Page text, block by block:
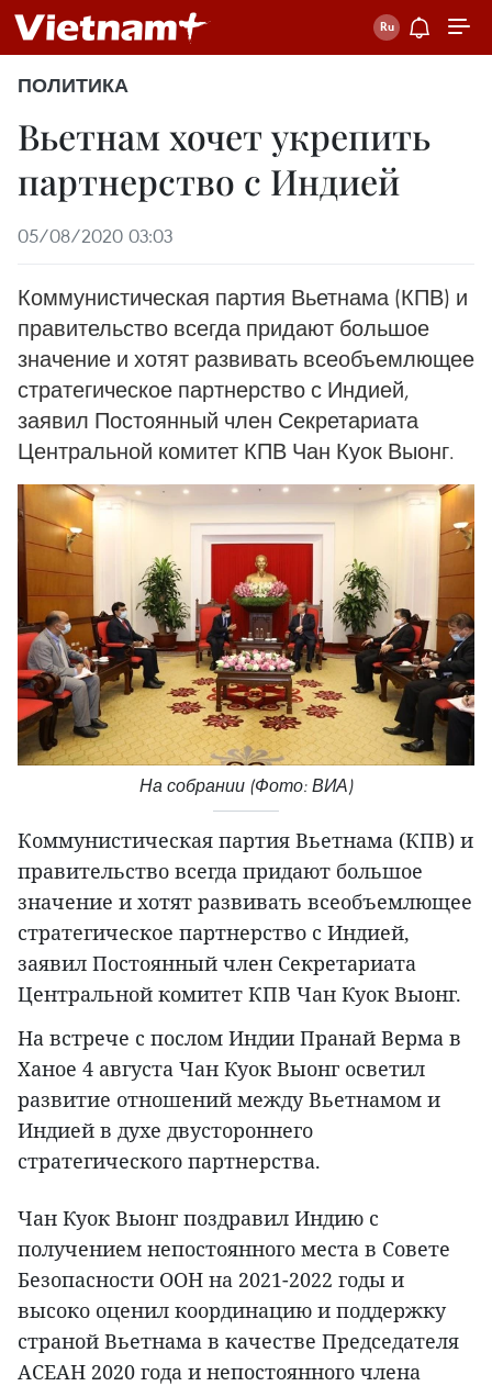
ПОЛИТИКА
Вьетнам хочет укрепить
партнерство с Индией
05/08/2020 03:03
Коммунистическая партия Вьетнама (КПВ) и
правительство всегда придают большое
значение и хотят развивать всеобъемлющее
стратегическое партнерство с Индией,
заявил Постоянный член Секретариата
Центральной комитет КПВ Чан Куок Выонг.
На собрании (Фото: ВИА)
Коммунистическая партия Вьетнама (КПВ) и
правительство всегда придают большое
значение и хотят развивать всеобъемлющее
стратегическое партнерство с Индией,
заявил Постоянный член Секретариата
Центральной комитет КПВ Чан Куок Выонг.
На встрече с послом Индии Пранай Верма в
Ханое 4 августа Чан Куок Выонг осветил
развитие отношений между Вьетнамом и
Индией в духе двустороннего
стратегического партнерства.
Чан Куок Выонг поздравил Индию с
получением непостоянного места в Совете
Безопасности ООН на 2021-2022 годы и
высоко оценил координацию и поддержку
страной Вьетнама в качестве Председателя
АСЕАН 2020 года и непостоянного члена